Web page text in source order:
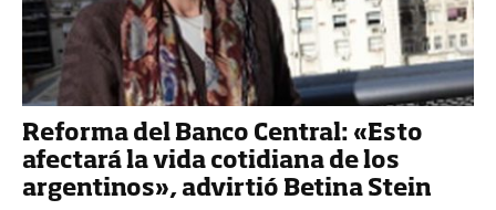
Reforma del Banco Central: «Esto
afectará la vida cotidiana de los
argentinos», advirtió Betina Stein